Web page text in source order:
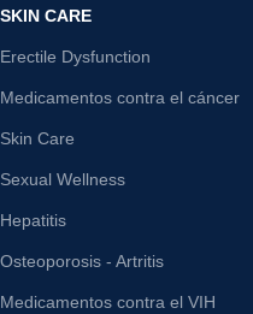
SKIN CARE
Erectile Dysfunction
Medicamentos contra el cáncer
Skin Care
Sexual Wellness
Hepatitis
Osteoporosis - Artritis
Medicamentos contra el VIH